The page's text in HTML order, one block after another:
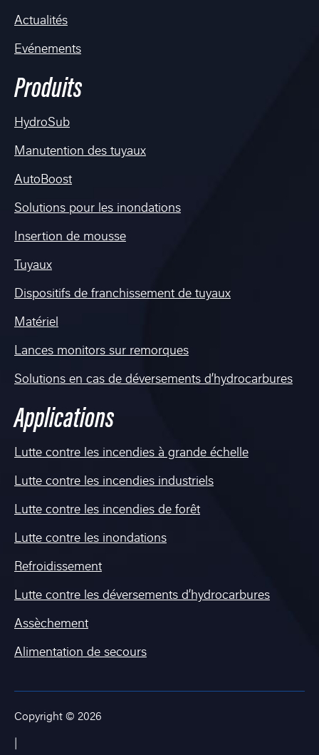
Actualités
Evénements
Produits
HydroSub
Manutention des tuyaux
AutoBoost
Solutions pour les inondations
Insertion de mousse
Tuyaux
Dispositifs de franchissement de tuyaux
Matériel
Lances monitors sur remorques
Solutions en cas de déversements d’hydrocarbures
Applications
Lutte contre les incendies à grande échelle
Lutte contre les incendies industriels
Lutte contre les incendies de forêt
Lutte contre les inondations
Refroidissement
Lutte contre les déversements d’hydrocarbures
Assèchement
Alimentation de secours
Copyright © 2026